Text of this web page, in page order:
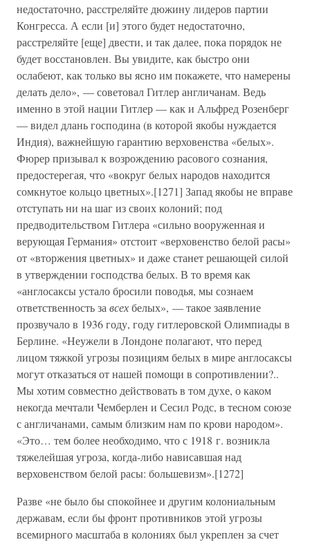
недостаточно, расстреляйте дюжину лидеров партии
Конгресса. А если [и] этого будет недостаточно,
расстреляйте [еще] двести, и так далее, пока порядок не
будет восстановлен. Вы увидите, как быстро они
ослабеют, как только вы ясно им покажете, что намерены
делать дело», — советовал Гитлер англичанам. Ведь
именно в этой нации Гитлер — как и Альфред Розенберг
— видел длань господина (в которой якобы нуждается
Индия), важнейшую гарантию верховенства «белых».
Фюрер призывал к возрождению расового сознания,
предостерегая, что «вокруг белых народов находится
сомкнутое кольцо цветных».[1271] Запад якобы не вправе
отступать ни на шаг из своих колоний; под
предводительством Гитлера «сильно вооруженная и
верующая Германия» отстоит «верховенство белой расы»
от «вторжения цветных» и даже станет решающей силой
в утверждении господства белых. В то время как
«англосаксы устало бросили поводья, мы сознаем
ответственность за всехбелых», — такое заявление
прозвучало в 1936 году, году гитлеровской Олимпиады в
Берлине. «Неужели в Лондоне полагают, что перед
лицом тяжкой угрозы позициям белых в мире англосаксы
могут отказаться от нашей помощи в сопротивлении?..
Мы хотим совместно действовать в том духе, о каком
некогда мечтали Чемберлен и Сесил Родс, в тесном союзе
с англичанами, самым близким нам по крови народом».
«Это… тем более необходимо, что с 1918 г. возникла
тяжелейшая угроза, когда-либо нависавшая над
верховенством белой расы: большевизм».[1272]
Разве «не было бы спокойнее и другим колониальным
державам, если бы фронт противников этой угрозы
всемирного масштаба в колониях был укреплен за счет